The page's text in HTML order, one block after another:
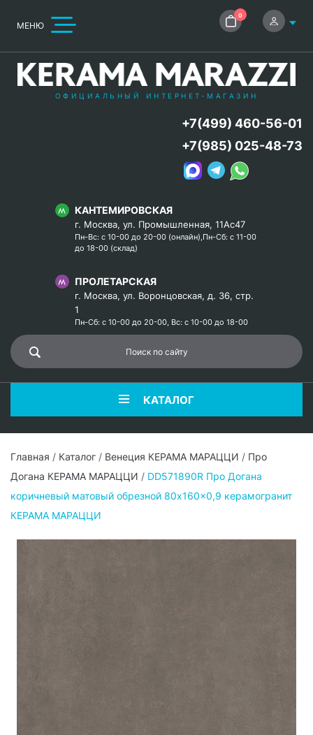
МЕНЮ
0
ОФИЦИАЛЬНЫЙ ИНТЕРНЕТ-МАГАЗИН
КАНТЕМИРОВСКАЯ
г. Москва, ул. Промышленная, 11Ас47
Пн-Вс: с 10-00 до 20-00 (онлайн),Пн-Сб: с 11-00
до 18-00 (склад)
ПРОЛЕТАРСКАЯ
г. Москва, ул. Воронцовская, д. 36, стр.
1
Пн-Сб: с 10-00 до 20-00, Вс: с 10-00 до 18-00
+7(499) 460-56-01
+7(985) 025-48-73
КАТАЛОГ
Главная / Каталог / Венеция КЕРАМА МАРАЦЦИ / Про
Догана КЕРАМА МАРАЦЦИ / DD571890R Про Догана
коричневый матовый обрезной 80x160x0,9 керамогранит
КЕРАМА МАРАЦЦИ